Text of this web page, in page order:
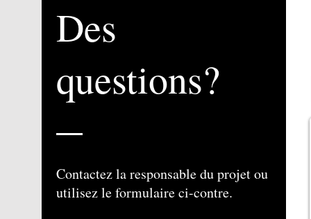
Des
questions?
Contactez la responsable du projet ou
utilisez le formulaire ci-contre.